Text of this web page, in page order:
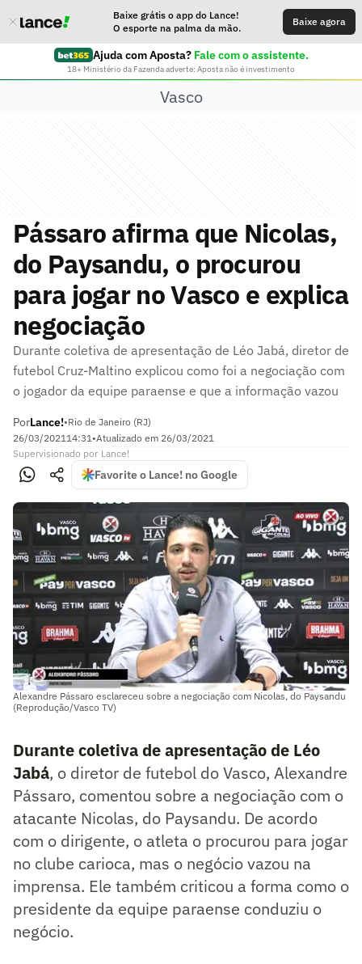
Baixe grátis o app do Lance!
O esporte na palma da mão.
Baixe agora
Ajuda com Aposta? Fale com o assistente.
18+ Ministério da Fazenda adverte: Aposta não é investimento
Vasco
Pássaro afirma que Nicolas,
do Paysandu, o procurou
para jogar no Vasco e explica
negociação
Durante coletiva de apresentação de Léo Jabá, diretor de
futebol Cruz-Maltino explicou como foi a negociação com
o jogador da equipe paraense e que a informação vazou
PorLance!•Rio de Janeiro (RJ)
26/03/202114:31•Atualizado em 26/03/2021
Supervisionado por Lance!
Favorite o Lance! no Google
Alexandre Pássaro esclareceu sobre a negociação com Nicolas, do Paysandu
(Reprodução/Vasco TV)
Durante coletiva de apresentação de Léo
Jabá, o diretor de futebol do Vasco, Alexandre
Pássaro, comentou sobre a negociação com o
atacante Nicolas, do Paysandu. De acordo
com o dirigente, o atleta o procurou para jogar
no clube carioca, mas o negócio vazou na
imprensa. Ele também criticou a forma como o
presidente da equipe paraense conduziu o
negócio.